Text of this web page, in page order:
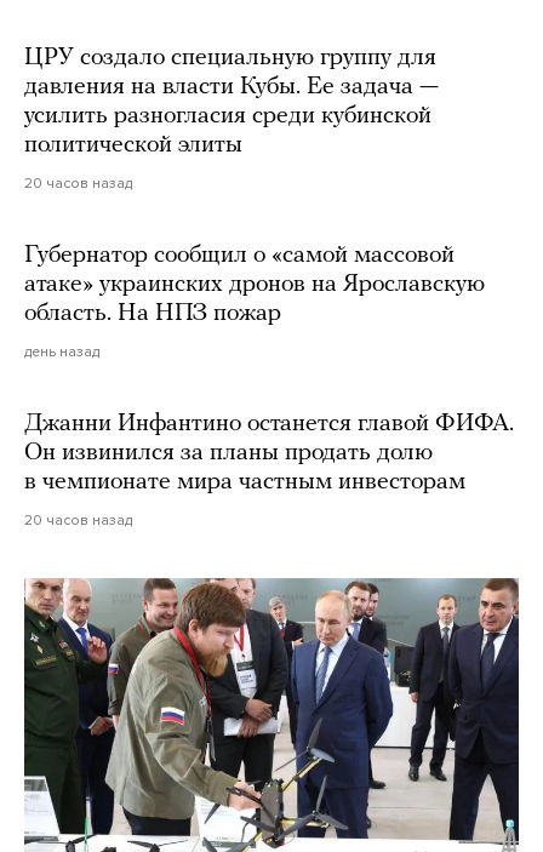
ЦРУ создало специальную группу для
давления на власти Кубы. Ее задача —
усилить разногласия среди кубинской
политической элиты
20 часов назад
Губернатор сообщил о «самой массовой
атаке» украинских дронов на Ярославскую
область. На НПЗ пожар
день назад
Джанни Инфантино останется главой ФИФА.
Он извинился за планы продать долю
в чемпионате мира частным инвесторам
20 часов назад